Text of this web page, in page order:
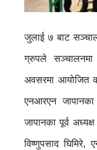
जुलाई ७ बाट
ग्रुपले
अवसरमा आयोजित
एनआरएन
जापानका पूर्व
विष्णुपसाद घिमिरे,